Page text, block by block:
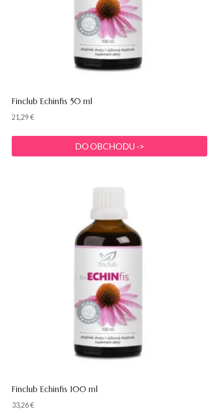
Finclub Echinfis 50 ml
21,29€
DO OBCHODU ->
Finclub Echinfis 100 ml
33,26€